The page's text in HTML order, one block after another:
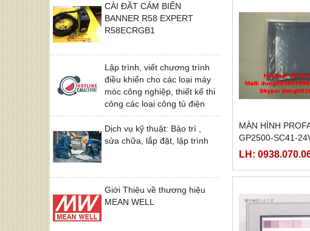
CÀI ĐẶT CẢM BIẾN
BANNER R58 EXPERT
R58ECRGB1
Lập trình, viết chương trình
điều khiển cho các loại máy
móc công nghiệp, thiết kế thi
công các loại công tủ điện
Dịch vụ kỹ thuật: Bảo trì ,
sửa chữa, lắp đặt, lập trình
Giới Thiệu về thương hiệu
MEAN WELL
MÀN HÌNH
GP2500-SC41-
LH: